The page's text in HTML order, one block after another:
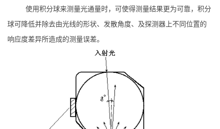
使用积分球来测量光通量时，可使得测量结果更为可靠，积分
球可降低并除去由光线的形状、发散角度、及探测器上不同位置的
响应度差异所造成的测量误差。